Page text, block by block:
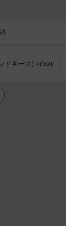
ドキース) HOME